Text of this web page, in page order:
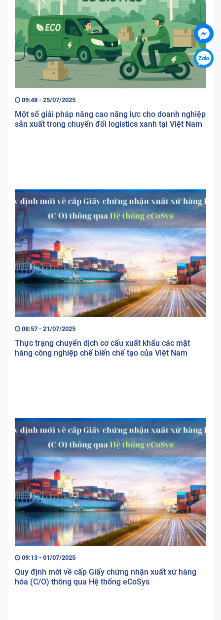
09:48 - 25/07/2025
Một số giải pháp nâng cao năng lực cho doanh nghiệp
sản xuất trong chuyển đổi logistics xanh tại Việt Nam
08:57 - 21/07/2025
Thực trạng chuyển dịch cơ cấu xuất khẩu các mặt
hàng công nghiệp chế biến chế tạo của Việt Nam
09:13 - 01/07/2025
Quy định mới về cấp Giấy chứng nhận xuất xứ hàng
hóa (C/O) thông qua Hệ thống eCoSys